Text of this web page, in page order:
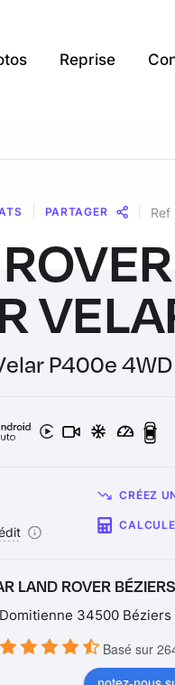
Reprise
PARTAGER Ref
P400e
CRÉEZ
LAND ROVER BÉZIERS
34500 Béziers
Basé sur